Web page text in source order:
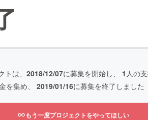
は、 2018/12/07に募集を開始し、 1 人の
を集め、 2019/01/16に募集を終了しました
もう一度プロジェクトをやってほしい